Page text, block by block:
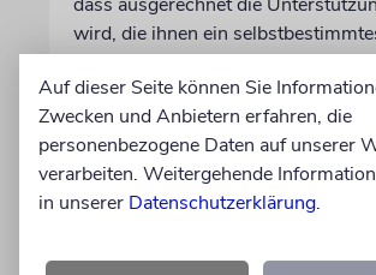
wird, die ihnen ein
ermöglicht
05.08.2026
Auf dieser Seite können Sie
Zwecken und Anbietern erfahren, die
personenbezogene Daten auf unserer
verarbeiten. Weitergehende
in unserer Datenschutzerklärung.